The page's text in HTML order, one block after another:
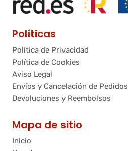
Políticas
Política de Privacidad
Política de Cookies
Aviso Legal
Envíos y Cancelación de Pedidos
Devoluciones y Reembolsos
Mapa de sitio
Inicio